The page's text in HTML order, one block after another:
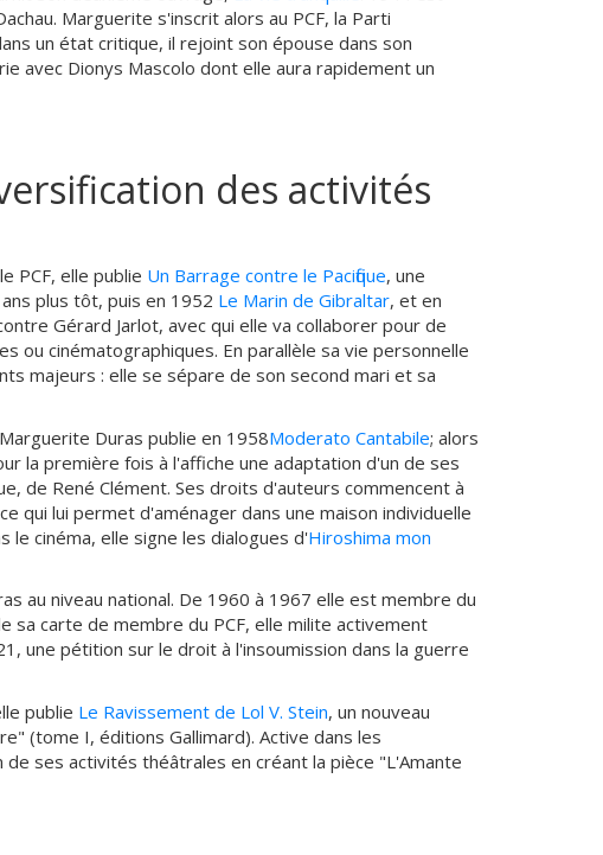
Marguerite s'inscrit alors au PCF, la Parti
un état critique, il rejoint son épouse dans son
avec Dionys Mascolo dont elle aura rapidement un
des activités
PCF, elle publie Un Barrage contre le Pacifique, une
plus tôt, puis en 1952 Le Marin de Gibraltar, et en
Gérard Jarlot, avec qui elle va collaborer pour de
ou cinématographiques. En parallèle sa vie personnelle
majeurs : elle se sépare de son second mari et sa
Duras publie en 1958Moderato Cantabile; alors
la première fois à l'affiche une adaptation d'un de ses
de René Clément. Ses droits d'auteurs commencent à
qui lui permet d'aménager dans une maison individuelle
le cinéma, elle signe les dialogues d'Hiroshima mon
au niveau national. De 1960 à 1967 elle est membre du
sa carte de membre du PCF, elle milite activement
une pétition sur le droit à l'insoumission dans la guerre
publie Le Ravissement de Lol V. Stein, un nouveau
(tome I, éditions Gallimard). Active dans les
ses activités théâtrales en créant la pièce "L'Amante